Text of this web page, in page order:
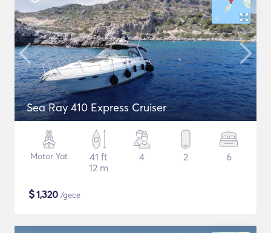
Sea Ray 410 Express Cruiser
Motor Yat
41 ft
12 m
4 2 6
$1,320 /gece